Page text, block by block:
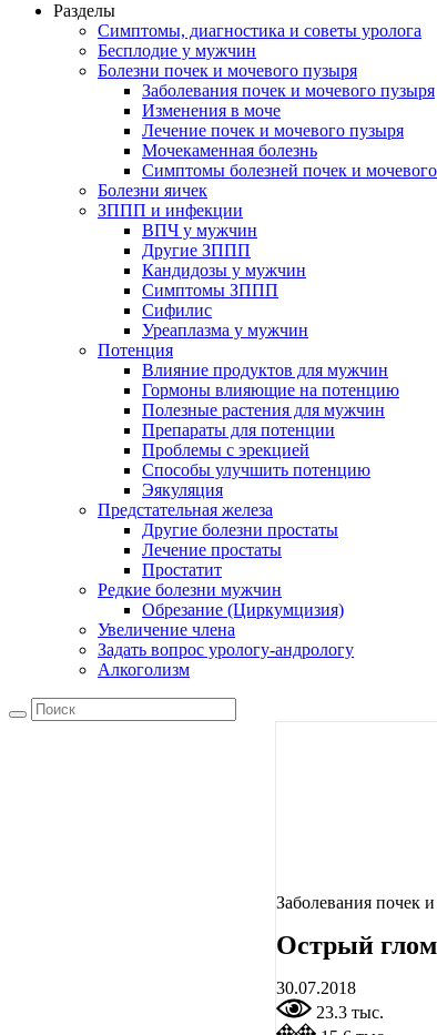
Разделы
Симптомы, диагностика и советы уролога
Бесплодие у мужчин
Болезни почек и мочевого пузыря
Заболевания почек и мочевого пузыря
Изменения в моче
Лечение почек и мочевого пузыря
Мочекаменная болезнь
Симптомы болезней почек и
Болезни яичек
ЗППП и инфекции
ВПЧ у мужчин
Другие ЗППП
Кандидозы у мужчин
Симптомы ЗППП
Сифилис
Уреаплазма у мужчин
Потенция
Влияние продуктов для мужчин
Гормоны влияющие на потенцию
Полезные растения для мужчин
Препараты для потенции
Проблемы с эрекцией
Способы улучшить потенцию
Эякуляция
Предстательная железа
Другие болезни простаты
Лечение простаты
Простатит
Редкие болезни мужчин
Обрезание (Циркумцизия)
Увеличение члена
Задать вопрос урологу-андрологу
Алкоголизм
Заболевания почек
Острый
30.07.2018
23.3 тыс.